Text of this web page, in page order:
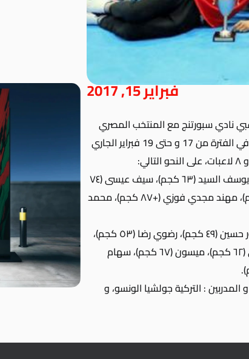
فبراير 15, 2017
نادي سبورتنج مع المنتخب المصري
فبراير الجاري
و اللاعبين هم : معاذ نبيل (٥٤ كجم)، عمر غنيم (٥٨ كجم)، يوسف السيد (٦٣ كجم)، سيف عيسى (٧٤
كجم)، صلاح خيري (٨٠ كجم)، عبد الرحمن الجوهري (٨٧ كجم)، مهند مجدي فوزي (+٨٧ كجم)، محمد
و اللاعبات هن : رنيم وائل (٤٦ كجم)، زينة ماجد (٤٦ كجم)، نور حسين (٤٩ كجم)، رضوي رضا (٥٣ كجم)،
روان اشرف (٥٣ كجم)، هداية ملاك (٥٧ كجم)، روان رفاعي (٦٢ كجم)، ميسون (٦٧ كجم)، سهام
: التركية جولشيا الونسو، و